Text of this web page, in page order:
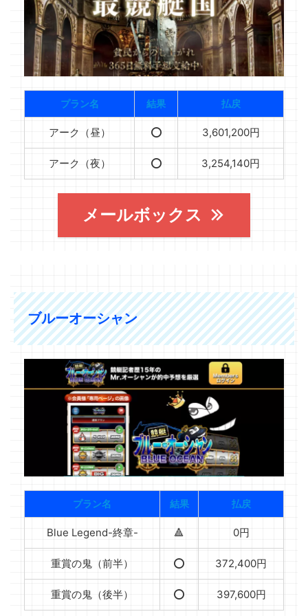
プラン名 結果 払戻
アーク（昼） ⭕️ 3,601,200円
アーク（夜） ⭕️ 3,254,140円
メールボックス
ブルーオーシャン
プラン名 結果 払戻
Blue Legend-終章- 🔺 0円
重賞の鬼（前半） ⭕️ 372,400円
重賞の鬼（後半） ⭕️ 397,600円